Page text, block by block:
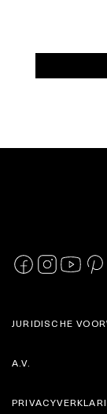
JURIDISCHE
A.V.